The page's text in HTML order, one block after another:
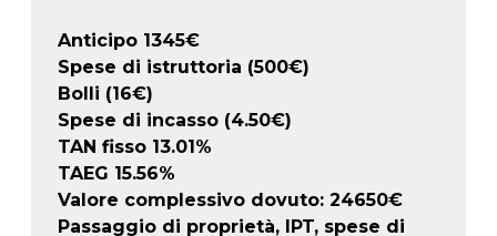
Anticipo 1345€
Spese di istruttoria (500€)
Bolli (16€)
Spese di incasso (4.50€)
TAN fisso 13.01%
TAEG 15.56%
Valore complessivo dovuto: 24650€
Passaggio di proprietà, IPT, spese di